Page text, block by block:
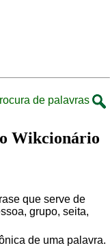
de palavras
Wikcionário
que serve de
grupo, seita,
de uma palavra.